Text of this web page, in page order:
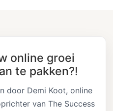
online groei
te pakken?!
door Demi Koot, online
van The Success